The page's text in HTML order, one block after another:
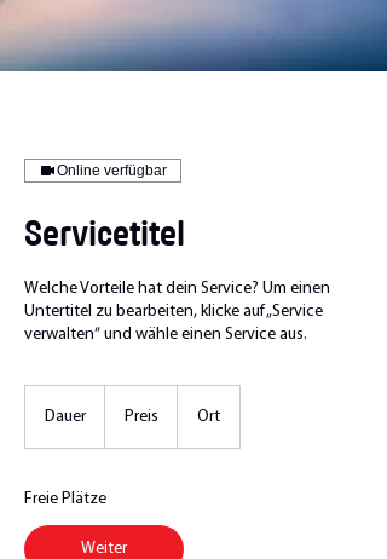
Online verfügbar
Servicetitel
Welche Vorteile hat dein Service? Um einen
Untertitel zu bearbeiten, klicke auf „Service
verwalten“ und wähle einen Service aus.
Dauer Preis Ort
Freie Plätze
Weiter